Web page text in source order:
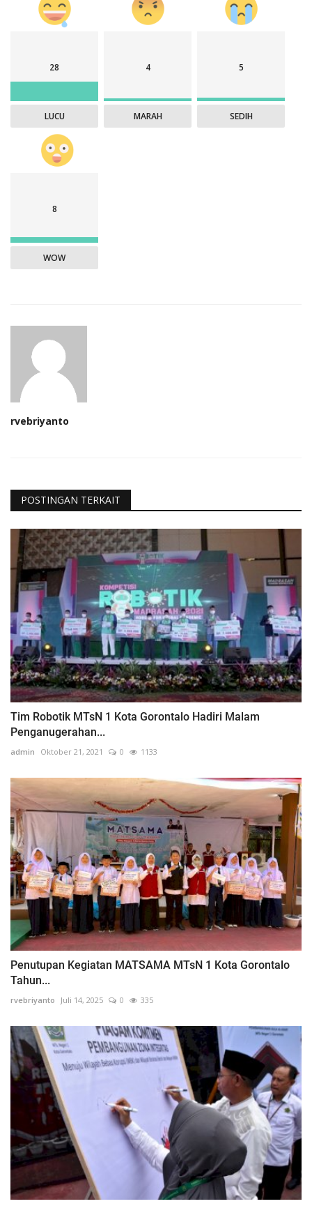
28
LUCU
4
MARAH
5
SEDIH
8
WOW
rvebriyanto
POSTINGAN TERKAIT
Tim Robotik MTsN 1 Kota Gorontalo Hadiri Malam
Penganugerahan...
admin Oktober 21, 2021 0 1133
Penutupan Kegiatan MATSAMA MTsN 1 Kota Gorontalo
Tahun...
rvebriyanto Juli 14, 2025 0 335